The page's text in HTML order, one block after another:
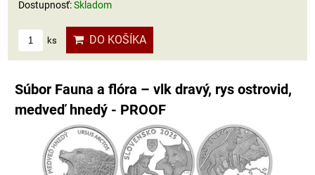
Dostupnosť:Skladom
ks DO KOŠÍKA
Súbor Fauna a flóra – vlk dravý, rys ostrovid,
medveď hnedý - PROOF